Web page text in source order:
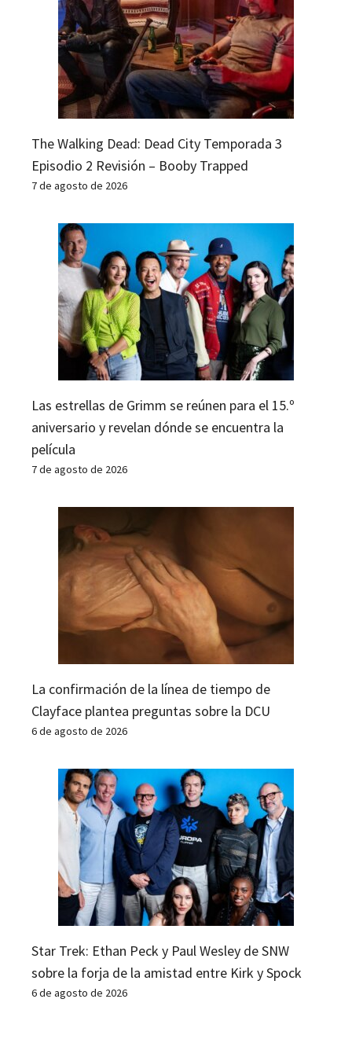
The Walking Dead: Dead City Temporada 3
Episodio 2 Revisión – Booby Trapped
7 de agosto de 2026
Las estrellas de Grimm se reúnen para el 15.º
aniversario y revelan dónde se encuentra la
película
7 de agosto de 2026
La confirmación de la línea de tiempo de
Clayface plantea preguntas sobre la DCU
6 de agosto de 2026
Star Trek: Ethan Peck y Paul Wesley de SNW
sobre la forja de la amistad entre Kirk y Spock
6 de agosto de 2026